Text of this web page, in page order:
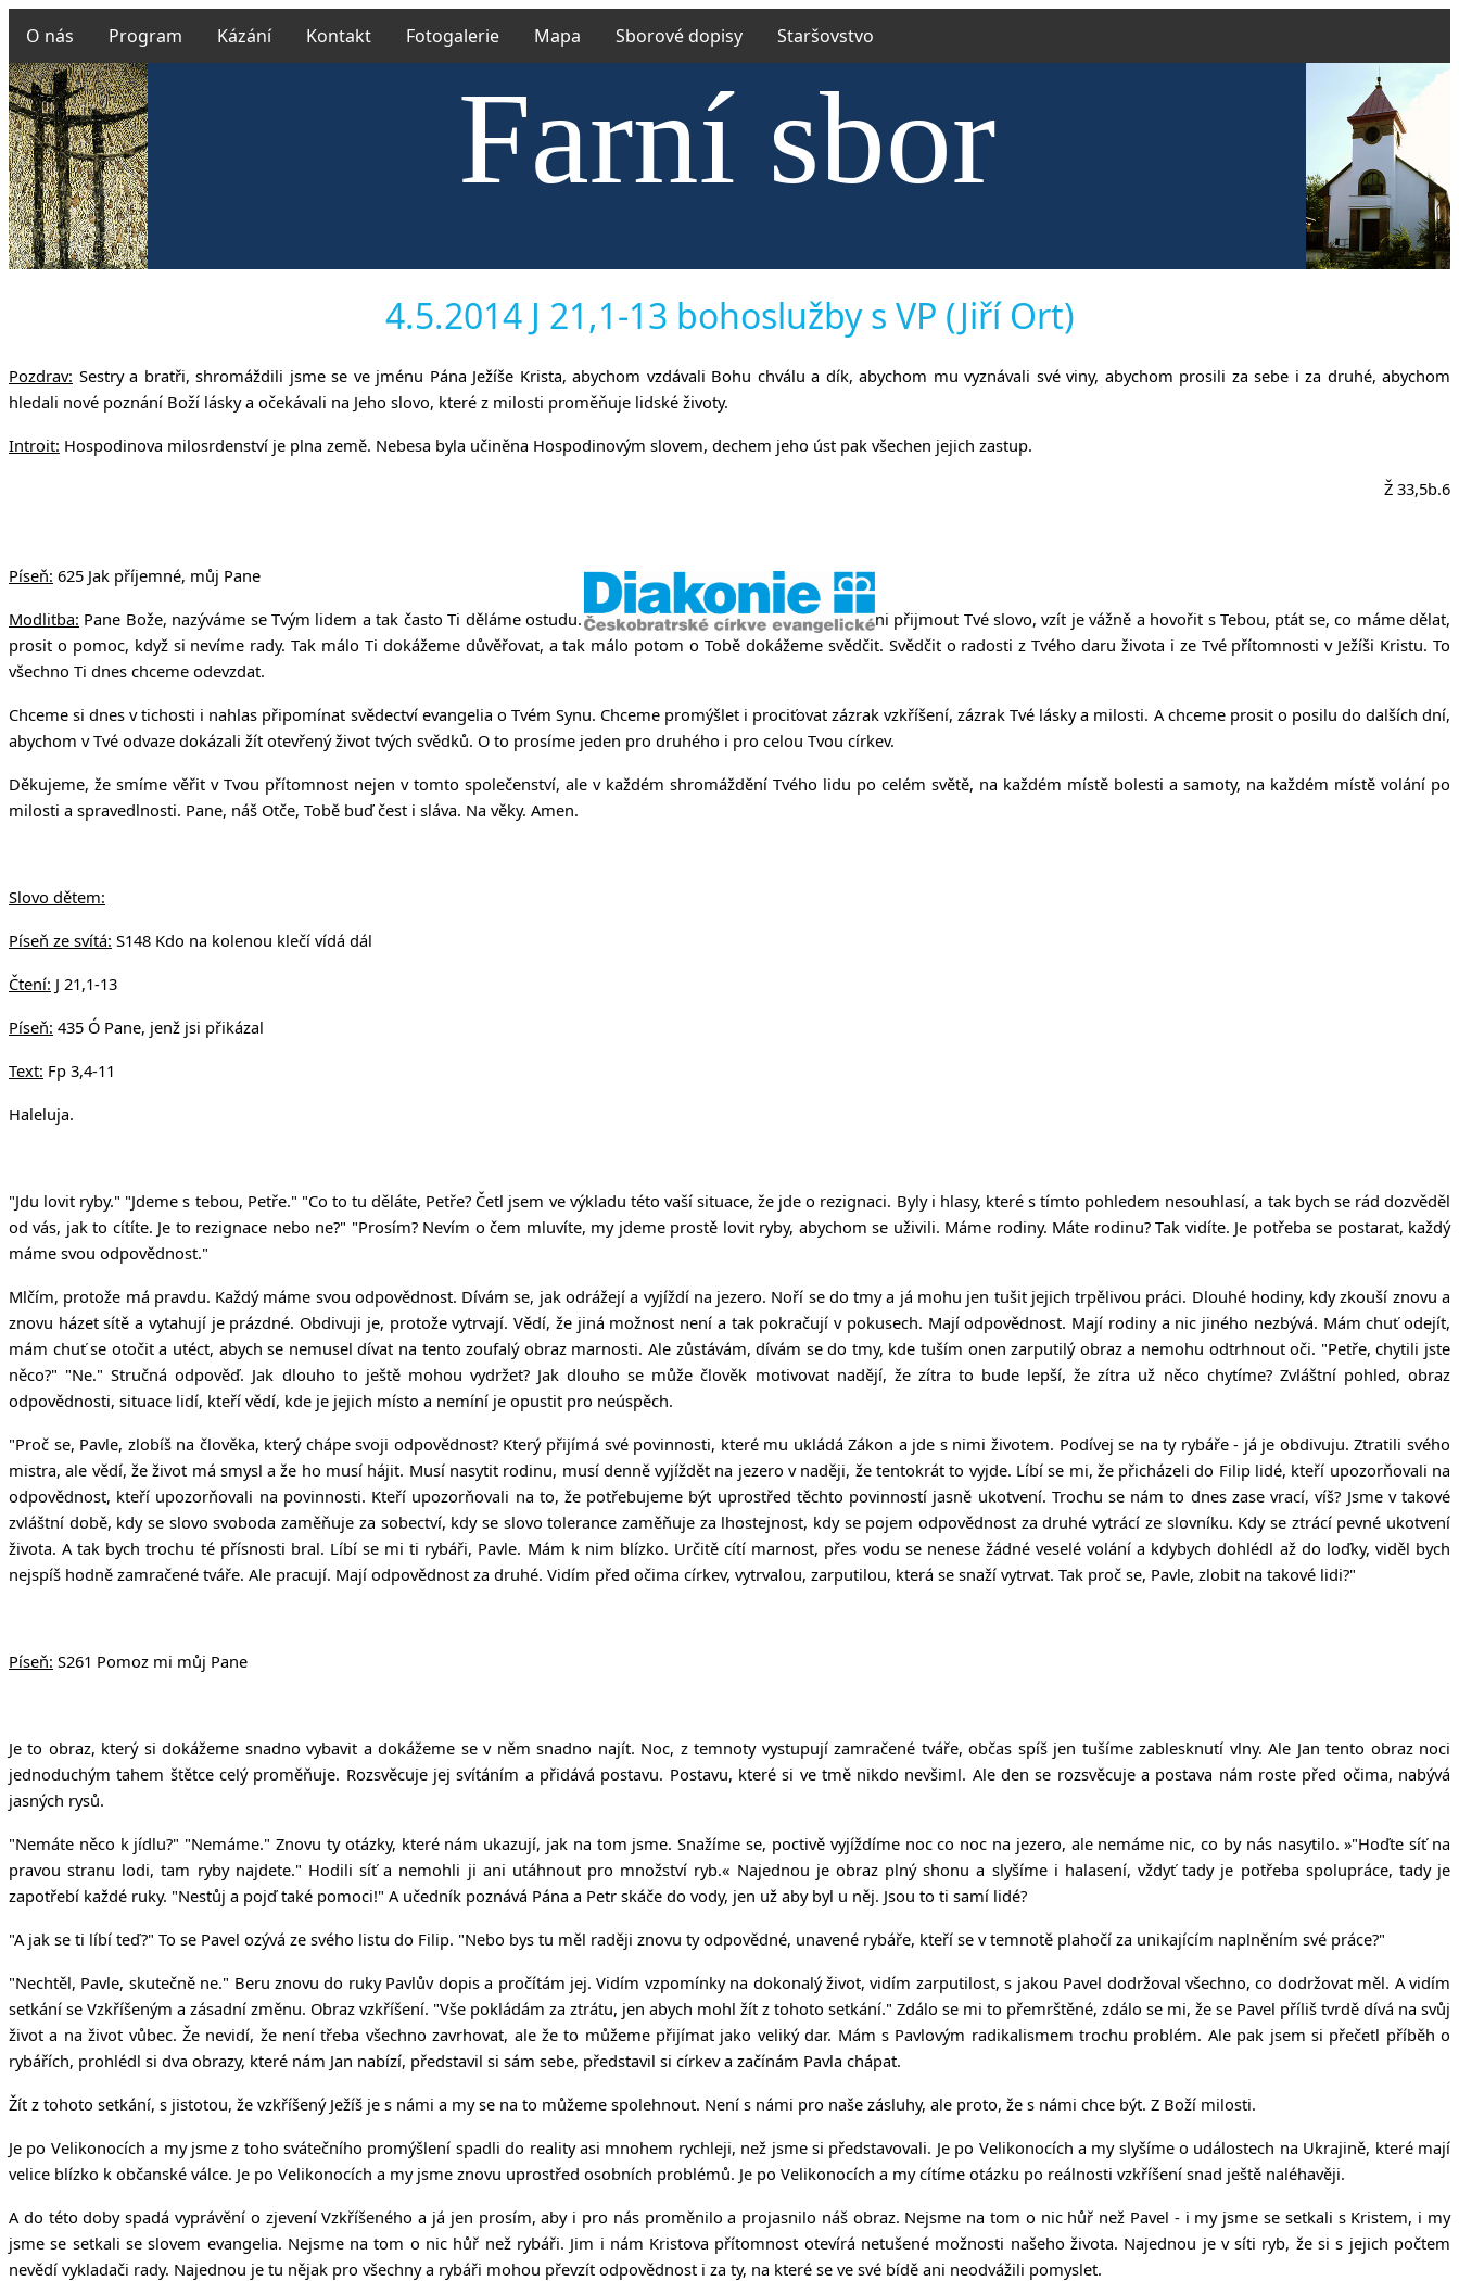
O nás Program Kázání Kontakt Fotogalerie Mapa Sborové dopisy Staršovstvo
Farní sbor
Českobratrské církve
v Uhříněvsi a Říčanech
4.5.2014 J 21,1-13 bohoslužby s VP (Jiří Ort)
Pozdrav: Sestry a bratři, shromáždili jsme se ve jménu Pána Ježíše Krista, abychom vzdávali Bohu chválu a dík, abychom mu vyznávali své viny, abychom prosili za sebe i za druhé, abychom
hledali nové poznání Boží lásky a očekávali na Jeho slovo, které z milosti proměňuje lidské životy.
Introit: Hospodinova milosrdenství je plna země. Nebesa byla učiněna Hospodinovým slovem, dechem jeho úst pak všechen jejich zastup.
Ž 33,5b.6
Píseň: 625 Jak příjemné, můj Pane
Modlitba: Pane Bože, nazýváme se Tvým lidem a tak často Ti děláme ostudu. Tak moc tápeme, tak málo jsme schopni přijmout Tvé slovo, vzít je vážně a hovořit s Tebou, ptát se, co máme dělat,
prosit o pomoc, když si nevíme rady. Tak málo Ti dokážeme důvěřovat, a tak málo potom o Tobě dokážeme svědčit. Svědčit o radosti z Tvého daru života i ze Tvé přítomnosti v Ježíši Kristu. To
všechno Ti dnes chceme odevzdat.
Chceme si dnes v tichosti i nahlas připomínat svědectví evangelia o Tvém Synu. Chceme promýšlet i prociťovat zázrak vzkříšení, zázrak Tvé lásky a milosti. A chceme prosit o posilu do dalších dní,
abychom v Tvé odvaze dokázali žít otevřený život tvých svědků. O to prosíme jeden pro druhého i pro celou Tvou církev.
Děkujeme, že smíme věřit v Tvou přítomnost nejen v tomto společenství, ale v každém shromáždění Tvého lidu po celém světě, na každém místě bolesti a samoty, na každém místě volání po
milosti a spravedlnosti. Pane, náš Otče, Tobě buď čest i sláva. Na věky. Amen.
Slovo dětem:
Píseň ze svítá: S148 Kdo na kolenou klečí vídá dál
Čtení: J 21,1-13
Píseň: 435 Ó Pane, jenž jsi přikázal
Text: Fp 3,4-11
Haleluja.
"Jdu lovit ryby." "Jdeme s tebou, Petře." "Co to tu děláte, Petře? Četl jsem ve výkladu této vaší situace, že jde o rezignaci. Byly i hlasy, které s tímto pohledem nesouhlasí, a tak bych se rád dozvěděl
od vás, jak to cítíte. Je to rezignace nebo ne?" "Prosím? Nevím o čem mluvíte, my jdeme prostě lovit ryby, abychom se uživili. Máme rodiny. Máte rodinu? Tak vidíte. Je potřeba se postarat, každý
máme svou odpovědnost."
Mlčím, protože má pravdu. Každý máme svou odpovědnost. Dívám se, jak odrážejí a vyjíždí na jezero. Noří se do tmy a já mohu jen tušit jejich trpělivou práci. Dlouhé hodiny, kdy zkouší znovu a
znovu házet sítě a vytahují je prázdné. Obdivuji je, protože vytrvají. Vědí, že jiná možnost není a tak pokračují v pokusech. Mají odpovědnost. Mají rodiny a nic jiného nezbývá. Mám chuť odejít,
mám chuť se otočit a utéct, abych se nemusel dívat na tento zoufalý obraz marnosti. Ale zůstávám, dívám se do tmy, kde tuším onen zarputilý obraz a nemohu odtrhnout oči. "Petře, chytili jste
něco?" "Ne." Stručná odpověď. Jak dlouho to ještě mohou vydržet? Jak dlouho se může člověk motivovat nadějí, že zítra to bude lepší, že zítra už něco chytíme? Zvláštní pohled, obraz
odpovědnosti, situace lidí, kteří vědí, kde je jejich místo a nemíní je opustit pro neúspěch.
"Proč se, Pavle, zlobíš na člověka, který chápe svoji odpovědnost? Který přijímá své povinnosti, které mu ukládá Zákon a jde s nimi životem. Podívej se na ty rybáře - já je obdivuju. Ztratili svého
mistra, ale vědí, že život má smysl a že ho musí hájit. Musí nasytit rodinu, musí denně vyjíždět na jezero v naději, že tentokrát to vyjde. Líbí se mi, že přicházeli do Filip lidé, kteří upozorňovali na
odpovědnost, kteří upozorňovali na povinnosti. Kteří upozorňovali na to, že potřebujeme být uprostřed těchto povinností jasně ukotvení. Trochu se nám to dnes zase vrací, víš? Jsme v takové
zvláštní době, kdy se slovo svoboda zaměňuje za sobectví, kdy se slovo tolerance zaměňuje za lhostejnost, kdy se pojem odpovědnost za druhé vytrácí ze slovníku. Kdy se ztrácí pevné ukotvení
života. A tak bych trochu té přísnosti bral. Líbí se mi ti rybáři, Pavle. Mám k nim blízko. Určitě cítí marnost, přes vodu se nenese žádné veselé volání a kdybych dohlédl až do loďky, viděl bych
nejspíš hodně zamračené tváře. Ale pracují. Mají odpovědnost za druhé. Vidím před očima církev, vytrvalou, zarputilou, která se snaží vytrvat. Tak proč se, Pavle, zlobit na takové lidi?"
Píseň: S261 Pomoz mi můj Pane
Je to obraz, který si dokážeme snadno vybavit a dokážeme se v něm snadno najít. Noc, z temnoty vystupují zamračené tváře, občas spíš jen tušíme zablesknutí vlny. Ale Jan tento obraz noci
jednoduchým tahem štětce celý proměňuje. Rozsvěcuje jej svítáním a přidává postavu. Postavu, které si ve tmě nikdo nevšiml. Ale den se rozsvěcuje a postava nám roste před očima, nabývá
jasných rysů.
"Nemáte něco k jídlu?" "Nemáme." Znovu ty otázky, které nám ukazují, jak na tom jsme. Snažíme se, poctivě vyjíždíme noc co noc na jezero, ale nemáme nic, co by nás nasytilo.»"Hoďte síť na
pravou stranu lodi, tam ryby najdete." Hodili síť a nemohli ji ani utáhnout pro množství ryb.« Najednou je obraz plný shonu a slyšíme i halasení, vždyť tady je potřeba spolupráce, tady je
zapotřebí každé ruky. "Nestůj a pojď také pomoci!" A učedník poznává Pána a Petr skáče do vody, jen už aby byl u něj. Jsou to ti samí lidé?
"A jak se ti líbí teď?" To se Pavel ozývá ze svého listu do Filip. "Nebo bys tu měl raději znovu ty odpovědné, unavené rybáře, kteří se v temnotě plahočí za unikajícím naplněním své práce?"
"Nechtěl, Pavle, skutečně ne." Beru znovu do ruky Pavlův dopis a pročítám jej. Vidím vzpomínky na dokonalý život, vidím zarputilost, s jakou Pavel dodržoval všechno, co dodržovat měl. A vidím
setkání se Vzkříšeným a zásadní změnu. Obraz vzkříšení. "Vše pokládám za ztrátu, jen abych mohl žít z tohoto setkání." Zdálo se mi to přemrštěné, zdálo se mi, že se Pavel příliš tvrdě dívá na svůj
život a na život vůbec. Že nevidí, že není třeba všechno zavrhovat, ale že to můžeme přijímat jako veliký dar. Mám s Pavlovým radikalismem trochu problém. Ale pak jsem si přečetl příběh o
rybářích, prohlédl si dva obrazy, které nám Jan nabízí, představil si sám sebe, představil si církev a začínám Pavla chápat.
Žít z tohoto setkání, s jistotou, že vzkříšený Ježíš je s námi a my se na to můžeme spolehnout. Není s námi pro naše zásluhy, ale proto, že s námi chce být. Z Boží milosti.
Je po Velikonocích a my jsme z toho svátečního promýšlení spadli do reality asi mnohem rychleji, než jsme si představovali. Je po Velikonocích a my slyšíme o událostech na Ukrajině, které mají
velice blízko k občanské válce. Je po Velikonocích a my jsme znovu uprostřed osobních problémů. Je po Velikonocích a my cítíme otázku po reálnosti vzkříšení snad ještě naléhavěji.
A do této doby spadá vyprávění o zjevení Vzkříšeného a já jen prosím, aby i pro nás proměnilo a projasnilo náš obraz. Nejsme na tom o nic hůř než Pavel - i my jsme se setkali s Kristem, i my
jsme se setkali se slovem evangelia. Nejsme na tom o nic hůř než rybáři. Jim i nám Kristova přítomnost otevírá netušené možnosti našeho života. Najednou je v síti ryb, že si s jejich počtem
nevědí vykladači rady. Najednou je tu nějak pro všechny a rybáři mohou převzít odpovědnost i za ty, na které se ve své bídě ani neodvážili pomyslet.